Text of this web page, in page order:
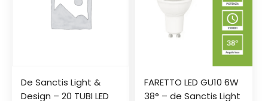
De Sanctis Light &
Design – 20 TUBI LED
FARETTO LED GU10 6W
38° – de Sanctis Light